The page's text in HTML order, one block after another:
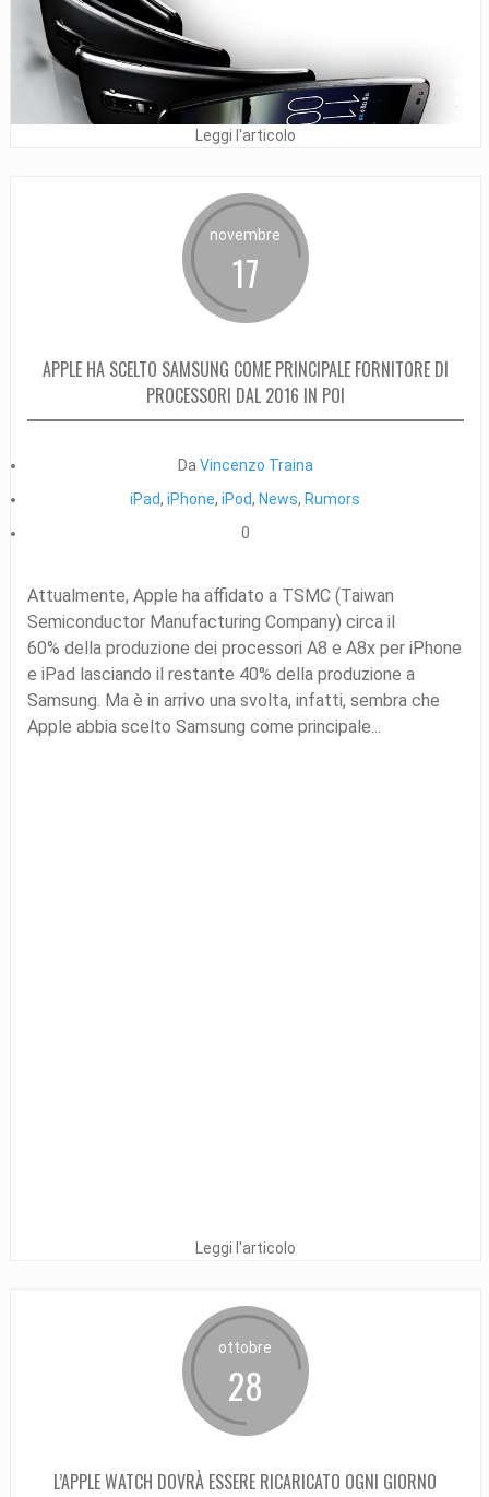
Leggi l'articolo
novembre
17
APPLE HA SCELTO SAMSUNG COME PRINCIPALE FORNITORE DI
PROCESSORI DAL 2016 IN POI
Da Vincenzo Traina
iPad,iPhone,iPod, News, Rumors
0
Attualmente, Apple ha affidato a TSMC (Taiwan
Semiconductor Manufacturing Company) circa il
60% della produzione dei processori A8 e A8x per iPhone
e iPad lasciando il restante 40% della produzione a
Samsung. Ma è in arrivo una svolta, infatti, sembra che
Apple abbia scelto Samsung come principale...
Leggi l'articolo
ottobre
28
L’APPLE WATCH DOVRÀ ESSERE RICARICATO OGNI GIORNO